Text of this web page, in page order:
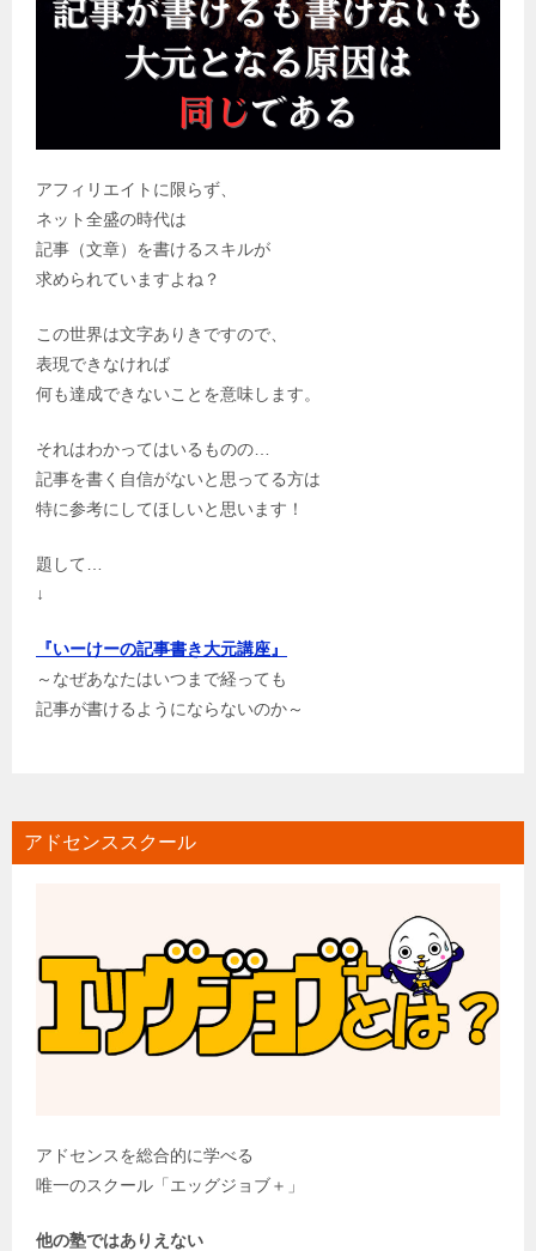
アフィリエイトに限らず、
ネット全盛の時代は
記事（文章）を書けるスキルが
求められていますよね？
この世界は文字ありきですので、
表現できなければ
何も達成できないことを意味します。
それはわかってはいるものの…
記事を書く自信がないと思ってる方は
特に参考にしてほしいと思います！
題して…
↓
『いーけーの記事書き大元講座』
～なぜあなたはいつまで経っても
記事が書けるようにならないのか～
アドセンススクール
アドセンスを総合的に学べる
唯一のスクール「エッグジョブ＋」
他の塾ではありえない